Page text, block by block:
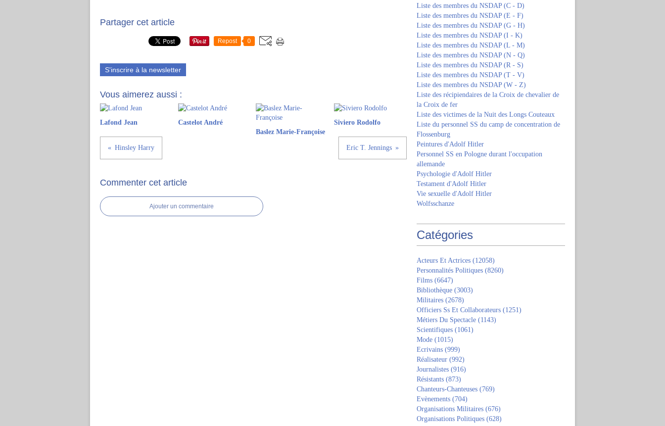
Partager cet article
Repost 0
S'inscrire à la newsletter
Vous aimerez aussi :
Lafond Jean
Castelot André
Baslez Marie-Françoise
Siviero Rodolfo
Hinsley Harry Eric T. Jennings
Commenter cet article
Ajouter un commentaire
Liste des membres du NSDAP (C - D)
Liste des membres du NSDAP (E - F)
Liste des membres du NSDAP (G - H)
Liste des membres du NSDAP (I - K)
Liste des membres du NSDAP (L - M)
Liste des membres du NSDAP (N - Q)
Liste des membres du NSDAP (R - S)
Liste des membres du NSDAP (T - V)
Liste des membres du NSDAP (W - Z)
Liste des récipiendaires de la Croix de chevalier de
la Croix de fer
Liste des victimes de la Nuit des Longs Couteaux
Liste du personnel SS du camp de concentration de
Flossenburg
Peintures d'Adolf Hitler
Personnel SS en Pologne durant l'occupation
allemande
Psychologie d'Adolf Hitler
Testament d'Adolf Hitler
Vie sexuelle d'Adolf Hitler
Wolfsschanze
Catégories
Acteurs Et Actrices (12058)
Personnalités Politiques (8260)
Films (6647)
Bibliothèque (3003)
Militaires (2678)
Officiers Ss Et Collaborateurs (1251)
Métiers Du Spectacle (1143)
Scientifiques (1061)
Mode (1015)
Ecrivains (999)
Réalisateur (992)
Journalistes (916)
Résistants (873)
Chanteurs-Chanteuses (769)
Evènements (704)
Organisations Militaires (676)
Organisations Politiques (628)